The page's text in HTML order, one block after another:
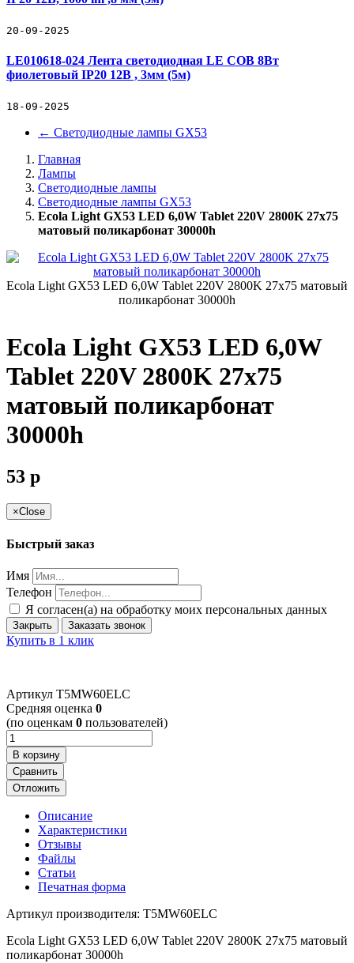
20-09-2025
LE010618-024 Лента светодиодная LE COB 8Вт
фиолетовый IP20 12В , 3мм (5м)
18-09-2025
← Светодиодные лампы GX53
Главная
Лампы
Светодиодные лампы
Светодиодные лампы GX53
Ecola Light GX53 LED 6,0W Tablet 220V 2800K 27x75
матовый поликарбонат 30000h
Ecola Light GX53 LED 6,0W Tablet 220V 2800K 27x75 матовый
поликарбонат 30000h
Ecola Light GX53 LED 6,0W
Tablet 220V 2800K 27x75
матовый поликарбонат
30000h
53 p
×Close
Быстрый заказ
Имя
Телефон
Я согласен(а) на обработку моих персональных данных
Закрыть Заказать звонок
Купить в 1 клик
Артикул T5MW60ELC
Cредняя оценка 0
(по оценкам 0 пользователей)
В корзину
Сравнить
Отложить
Описание
Характеристики
Отзывы
Файлы
Статьи
Печатная форма
Артикул производителя: T5MW60ELC
Ecola Light GX53 LED 6,0W Tablet 220V 2800K 27x75 матовый
поликарбонат 30000h